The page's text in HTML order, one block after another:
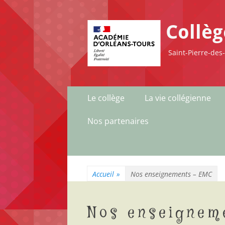
Saint-Pierre-
Le collège La vie collégienne
Nos partenaires
Accueil » Nos enseignements – EMC
Nos